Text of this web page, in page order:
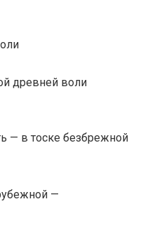
древней воли
— в тоске безбрежной
—